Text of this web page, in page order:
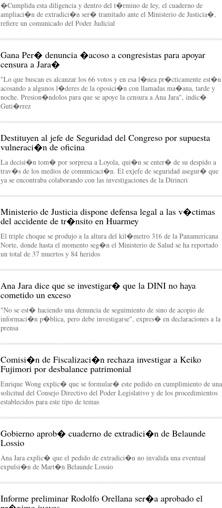
�Cumplida esta diligencia y dentro del t�rmino de ley, el cuaderno de
ampliaci�n de extradici�n ser� tramitado ante el Ministerio de Justicia�,
refiere un comunicado del Poder Judicial
Gana Per� denuncia �acoso a congresistas para apoyar
censura a Jara�
"Lo que buscan es alcanzar los 66 votos y en esa l�nea pr�cticamente est�n
acosando a algunos l�deres de la oposici�n con llamadas ma�ana, tarde y
noche. Presion�ndolos para que se apoye la censura a Ana Jara", indic�
Guti�rrez
Destituyen al jefe de Seguridad del Congreso por supuesta
vulneraci�n de oficina
La decisi�n tom� por sorpresa a Loyola, qui�n se enter� de su despido a
trav�s de los medios de comunicaci�n. El exjefe de seguridad asegur� que
ya se encontraba colaborando con las investigaciones de la Dirincri
Ministerio de Justicia dispone defensa legal a las v�ctimas
del accidente de tr�nsito en Huarmey
El triple choque se produjo a la altura del kil�metro 316 de la Panamericana
Norte, donde hasta el momento seg�n el Ministerio de Salud se ha reportado
un total de 37 muertos y 84 heridos
Ana Jara dice que se investigar� que la DINI no haya
cometido un exceso
"No se est� haciendo una denuncia de seguimiento de sino de acopio de
informaci�n p�blica, pero debe investigarse", expres� en declaraciones a la
prensa
Comisi�n de Fiscalizaci�n rechaza investigar a Keiko
Fujimori por desbalance patrimonial
Enrique Wong explic� que se formular� este pedido en cumplimiento de una
solicitud del Consejo Directivo del Poder Legislativo y de los procedimientos
establecidos para este tipo de temas
Gobierno aprob� cuaderno de extradici�n de Belaunde
Lossio
Ana Jara explic� que el pedido de extradici�n no invalida una eventual
expulsi�n de Mart�n Belaunde Lossio
Informe preliminar Rodolfo Orellana ser�a aprobado el